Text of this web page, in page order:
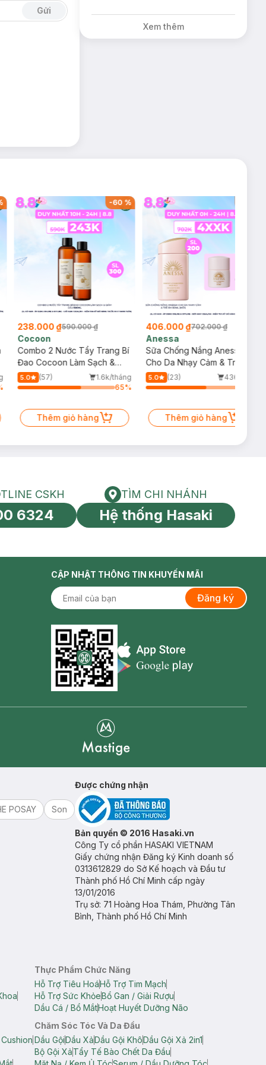
Gửi
Xem thêm
-60 %
238.000 ₫590.000 ₫
Cocoon
Combo 2 Nước Tẩy Trang Bí
Đao Cocoon Làm Sạch &
Giảm Dầu 500ml
5.0 (57)
1.6k/tháng
65%
Thêm giỏ hàng
406.000 ₫702.000 ₫
Anessa
Sữa Chống Nắng Anessa
Cho Da Nhạy Cảm & Trẻ Em
60ml (Mới)
5.0 (23)
436/tháng
Thêm giỏ hàng
toàn cầu
HOTLINE CSKH
CSKH
6324
Tìm chi nhánh
TÌM CHI NHÁNH
Hệ thống Hasaki
CẬP NHẬT THÔNG TIN KHUYẾN MÃI
Đăng ký
Appstore icon
POSAY
Son
Được chứng nhận
Bản quyền © 2016 Hasaki.vn
Công Ty cổ phần HASAKI VIETNAM
Giấy chứng nhận Đăng ký Kinh doanh số
0313612829 do Sở Kế hoạch và Đầu tư
Thành phố Hồ Chí Minh cấp ngày
13/01/2016
Trụ sở: 71 Hoàng Hoa Thám, Phường Tân
Bình, Thành phố Hồ Chí Minh
Thực Phẩm Chức Năng
Hỗ Trợ Tiêu HoáHỗ Trợ Tim Mạch
Hỗ Trợ Sức KhỏeBổ Gan / Giải Rượu
Dầu Cá / Bổ MắtHoạt Huyết Dưỡng Não
Chăm Sóc Tóc Và Da Đầu
Dầu GộiDầu XảDầu Gội KhôDầu Gội Xả 2in1
Bộ Gội XảTẩy Tế Bào Chết Da Đầu